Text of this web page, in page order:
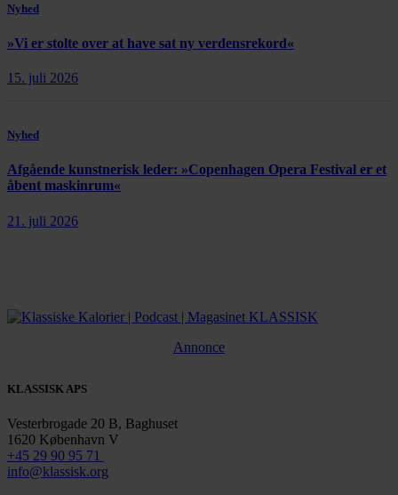
Nyhed
»Vi er stolte over at have sat ny verdensrekord«
15. juli 2026
Nyhed
Afgående kunstnerisk leder: »Copenhagen Opera Festival er et
åbent maskinrum«
21. juli 2026
Annonce
KLASSISK APS
Vesterbrogade 20 B, Baghuset
1620 København V
+45 29 90 95 71
info@klassisk.org